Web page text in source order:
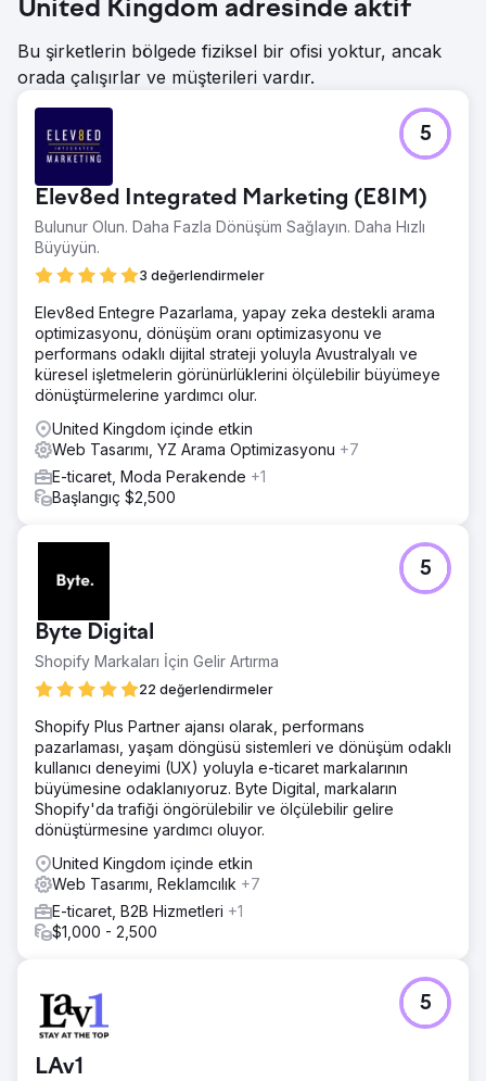
United Kingdom adresinde aktif
Bu şirketlerin bölgede fiziksel bir ofisi yoktur, ancak
orada çalışırlar ve müşterileri vardır.
Elev8ed Integrated Marketing (E8IM)
Bulunur Olun. Daha Fazla Dönüşüm Sağlayın. Daha Hızlı
Büyüyün.
3 değerlendirmeler
5
Elev8ed Entegre Pazarlama, yapay zeka destekli arama
optimizasyonu, dönüşüm oranı optimizasyonu ve
performans odaklı dijital strateji yoluyla Avustralyalı ve
küresel işletmelerin görünürlüklerini ölçülebilir büyümeye
dönüştürmelerine yardımcı olur.
United Kingdom içinde etkin
Web Tasarımı, YZ Arama Optimizasyonu +7
E-ticaret, Moda Perakende +1
Başlangıç $2,500
Byte Digital
Shopify Markaları İçin Gelir Artırma
22 değerlendirmeler
5
Shopify Plus Partner ajansı olarak, performans
pazarlaması, yaşam döngüsü sistemleri ve dönüşüm odaklı
kullanıcı deneyimi (UX) yoluyla e-ticaret markalarının
büyümesine odaklanıyoruz. Byte Digital, markaların
Shopify'da trafiği öngörülebilir ve ölçülebilir gelire
dönüştürmesine yardımcı oluyor.
United Kingdom içinde etkin
Web Tasarımı, Reklamcılık +7
E-ticaret, B2B Hizmetleri +1
$1,000 - 2,500
LAv1
5